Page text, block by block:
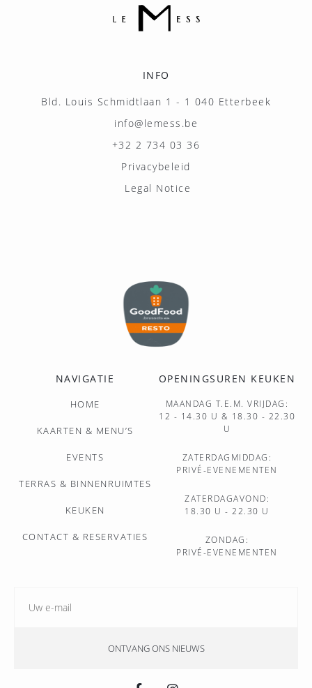
INFO
Bld. Louis Schmidtlaan 1 - 1 040 Etterbeek
info@lemess.be
+32 2 734 03 36
Privacybeleid
Legal Notice
NAVIGATIE
HOME
KAARTEN & MENU’S
EVENTS
TERRAS & BINNENRUIMTES
KEUKEN
CONTACT & RESERVATIES
OPENINGSUREN KEUKEN
MAANDAG T.E.M. VRIJDAG:
12 - 14.30 U & 18.30 - 22.30
U
ZATERDAGMIDDAG:
PRIVÉ-EVENEMENTEN
ZATERDAGAVOND:
18.30 U - 22.30 U
ZONDAG:
PRIVÉ-EVENEMENTEN
ONTVANG ONS NIEUWS